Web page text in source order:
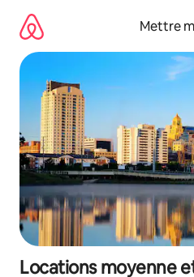
directement
contenu
Mettre
Locations moyenne